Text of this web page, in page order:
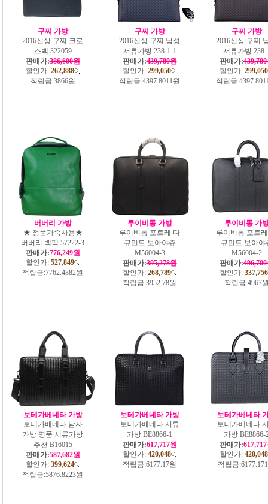
구찌 가방
2016신상 구찌 크로
스백 322059
판매가:386,600원
할인가: 262,888
적립금:3866원
구찌 가방
2016신상 구찌 남성
서류가방 238-1-1
판매가:439,780원
할인가: 299,050
적립금:4397.8011원
구찌 가방
2016신상 구찌
서류가방 238-
판매가:
할인가: 299,050
적립금:
버버리 가방
★ 정품가죽사용★
버버리 백팩 57222-3
판매가:776,249원
할인가: 527,849
적립금:7762.4882원
루이비통 가방
루이비통 포트레 다
큐먼트 보아야쥬
M56004-3
판매가:395,278원
할인가: 268,789
적립금:3952.78원
루이비통 가
루이비통 포트
큐먼트 보아야
M56004-2
판매가:
할인가: 337,756
적립금:4967
보테가베네타 가방
보테가베네타 남자
가방 명품 서류가방
추천 B16015
판매가:587,682원
할인가: 399,624
적립금:5876.8223원
보테가베네타 가방
보테가베네타 서류
가방 BE8866-1
판매가:617,717원
할인가: 420,048
적립금:6177.17원
보테가베네타
보테가베네타
가방 BE8866-
판매가:
할인가: 420,048
적립금: